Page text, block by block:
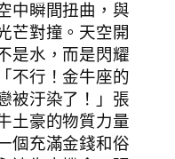
中瞬間扭曲，與
芒對撞。天空開
是水，而是閃耀
不行！金牛座的
被汙染了！」張
土豪的物質力量
個充滿金錢和俗